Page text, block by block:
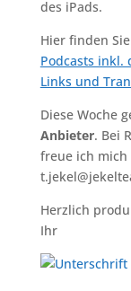
des iPads.
Hier finden
Podcasts inkl.
Links und
Diese Woche
Anbieter. Bei
freue ich mich
Herzlich
Ihr